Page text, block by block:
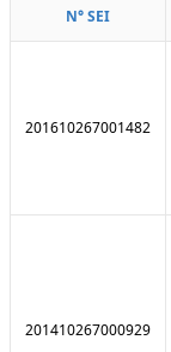
N° SEI
201610267001482
201410267000929